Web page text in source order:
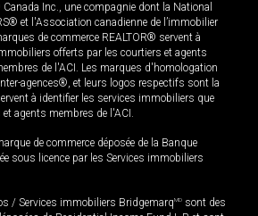
Canada Inc., une compagnie dont la National
et l'Association canadienne de l’immobilier
de commerce REALTOR® servent à
offerts par les courtiers et agents
de l'ACI. Les marques d'homologation
agences®, et leurs logos respectifs sont la
à identifier les services immobiliers que
agents membres de l'ACI.
de commerce déposée de la Banque
sous licence par les Services immobiliers
/ Services immobiliers BridgemarqMD sont des